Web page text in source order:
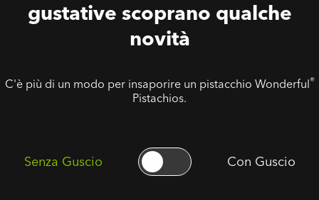
gustative scoprano qualche
novità
C'è più di un modo per insaporire un pistacchio Wonderful®
Pistachios.
Senza Guscio Con Guscio